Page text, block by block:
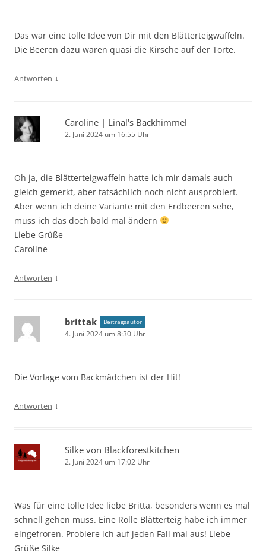
Das war eine tolle Idee von Dir mit den Blätterteigwaffeln.
Die Beeren dazu waren quasi die Kirsche auf der Torte.
Antworten ↓
Caroline | Linal's Backhimmel
2. Juni 2024 um 16:55 Uhr
Oh ja, die Blätterteigwaffeln hatte ich mir damals auch
gleich gemerkt, aber tatsächlich noch nicht ausprobiert.
Aber wenn ich deine Variante mit den Erdbeeren sehe,
muss ich das doch bald mal ändern
Liebe Grüße
Caroline
Antworten ↓
brittak Beitragsautor
4. Juni 2024 um 8:30 Uhr
Die Vorlage vom Backmädchen ist der Hit!
Antworten ↓
Silke von Blackforestkitchen
2. Juni 2024 um 17:02 Uhr
Was für eine tolle Idee liebe Britta, besonders wenn es mal
schnell gehen muss. Eine Rolle Blätterteig habe ich immer
eingefroren. Probiere ich auf jeden Fall mal aus! Liebe
Grüße Silke